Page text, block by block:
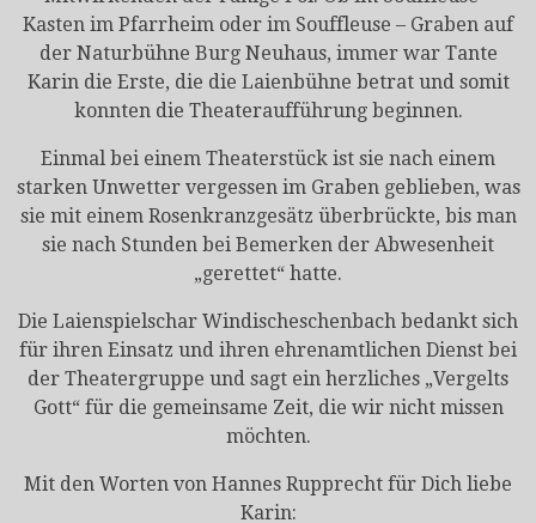
Kasten im Pfarrheim oder im Souffleuse – Graben auf
der Naturbühne Burg Neuhaus, immer war Tante
Karin die Erste, die die Laienbühne betrat und somit
konnten die Theateraufführung beginnen.
Einmal bei einem Theaterstück ist sie nach einem
starken Unwetter vergessen im Graben geblieben, was
sie mit einem Rosenkranzgesätz überbrückte, bis man
sie nach Stunden bei Bemerken der Abwesenheit
„gerettet“ hatte.
Die Laienspielschar Windischeschenbach bedankt sich
für ihren Einsatz und ihren ehrenamtlichen Dienst bei
der Theatergruppe und sagt ein herzliches „Vergelts
Gott“ für die gemeinsame Zeit, die wir nicht missen
möchten.
Mit den Worten von Hannes Rupprecht für Dich liebe
Karin: